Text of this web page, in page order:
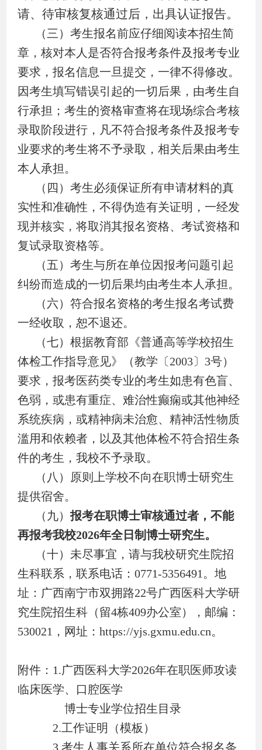
请、待审核复核通过后，出具认证报告。
（三）考生报名前应仔细阅读本招生简
章，核对本人是否符合报考条件及报考专业
要求，报名信息一旦提交，一律不得修改。
因考生填写错误引起的一切后果，由考生自
行承担；考生的资格审查将在现场综合考核
录取阶段进行，凡不符合报考条件及报考专
业要求的考生将不予录取，相关后果由考生
本人承担。
（四）考生必须保证所有申请材料的真
实性和准确性，不得伪造有关证明，一经发
现并核实，将取消其报名资格、考试资格和
复试录取资格等。
（五）考生与所在单位因报考问题引起
纠纷而造成的一切后果均由考生本人承担。
（六）符合报名资格的考生报名考试费
一经收取，恕不退还。
（七）根据教育部《普通高等学校招生
体检工作指导意见》（教学〔2003〕 3号）
要求，报考医药类专业的考生如患有色盲、
色弱，或患有重症、难治性癫痫或其他神经
系统疾病，或精神病未治愈、精神活性物质
滥用和依赖者，以及其他体检不符合招生条
件的考生，我校不予录取。
（八）原则上学校不向在职博士研究生
提供宿舍。
（九）报考在职博士审核通过者，不能
再报考我校2026年全日制博士研究生。
（十）未尽事宜，请与我校研究生院招
生科联系，联系电话：0771-5356491 。地
址：广西南宁市双拥路22号广西医科大学研
究生院招生科（留4栋409办公室），邮编：
530021 ，网址：https://yjs.gxmu.edu.cn。
附件： 1.广西医科大学2026年在职医师攻读
临床医学、口腔医学
博士专业学位招生目录
2.工作证明（模板）
3.考生人事关系所在单位符合报名条